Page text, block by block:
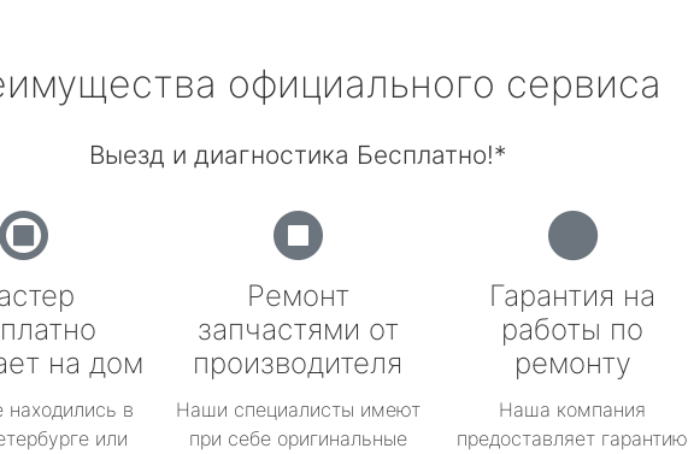
официального сервиса
Выезд и диагностика Бесплатно!*
на дом
находились в
или
Ремонт
запчастями от
производителя
Наши специалисты имеют
при себе оригинальные
Гарантия на
работы по
ремонту
Наша компания
предоставляет гарантию